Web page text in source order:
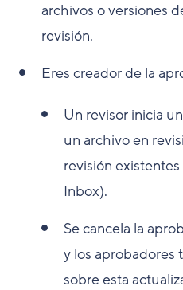
archivos o versiones
revisión.
Eres creador de la
Un revisor inicia
un archivo en
revisión
Inbox).
Se cancela la
y los aprobadores
sobre esta